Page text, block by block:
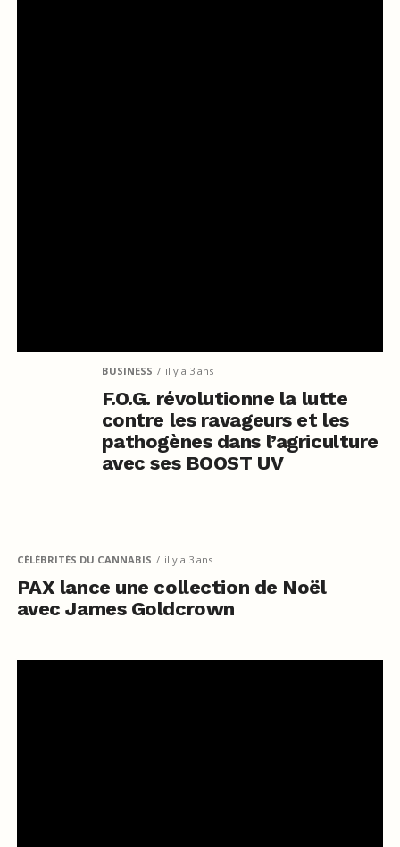
BUSINESS il y a 3 ans
F.O.G. révolutionne la lutte
contre les ravageurs et les
pathogènes dans l’agriculture
avec ses BOOST UV
CÉLÉBRITÉS DU CANNABIS il y a 3 ans
PAX lance une collection de Noël
avec James Goldcrown